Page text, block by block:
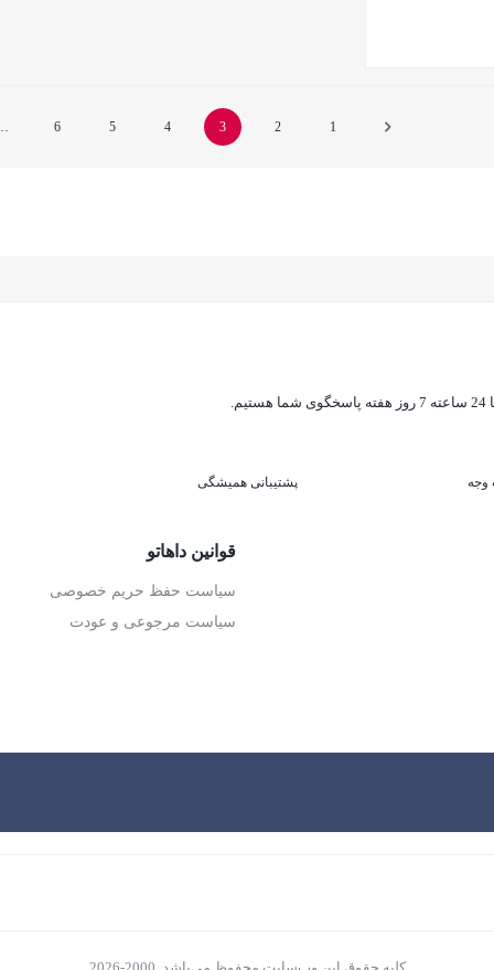
1
2
3
4
5
6
هستیم.
پشتیبانی همیشگی
قوانین داهاتو
سیاست حفظ حریم خصوصی
سیاست مرجوعی و عودت